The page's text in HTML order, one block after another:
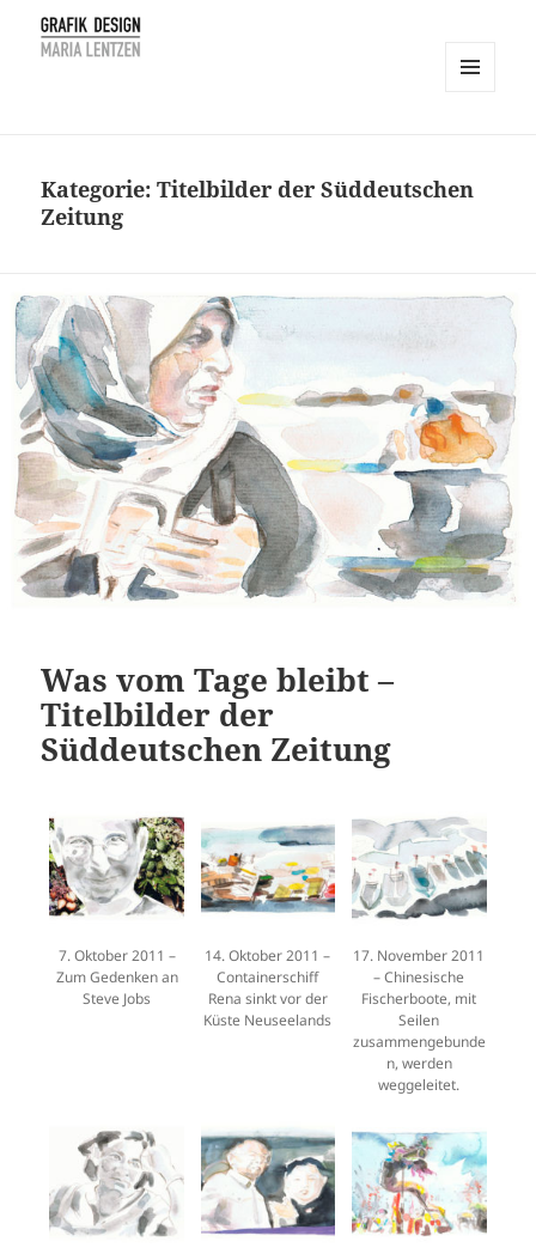
Kategorie:Titelbilder der Süddeutschen
Zeitung
Was vom Tage bleibt –
Titelbilder der
Süddeutschen Zeitung
7. Oktober 2011 –
Zum Gedenken an
Steve Jobs
14. Oktober 2011 –
Containerschiff
Rena sinkt vor der
Küste Neuseelands
17. November 2011
– Chinesische
Fischerboote, mit
Seilen
zusammengebunde
n, werden
weggeleitet.